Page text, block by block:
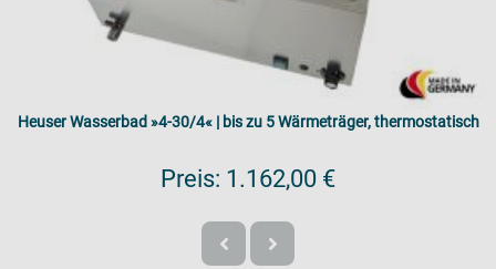
Heuser Wasserbad »4-30/4« | bis zu 5 Wärmeträger, thermostatisch
Preis: 1.162,00 €